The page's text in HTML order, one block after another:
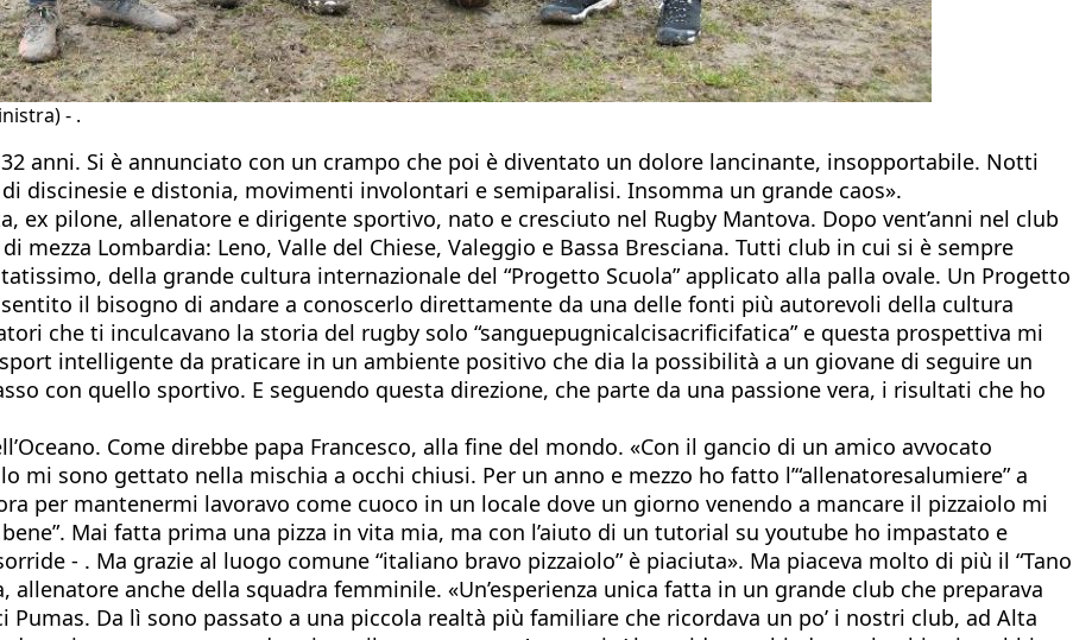
- .
anni. Si è annunciato con un crampo che poi è diventato un dolore lancinante, insopportabile. Notti
discinesie e distonia, movimenti involontari e semiparalisi. Insomma un grande caos».
ex pilone, allenatore e dirigente sportivo, nato e cresciuto nel Rugby Mantova. Dopo vent’anni nel club
mezza Lombardia: Leno, Valle del Chiese, Valeggio e Bassa Bresciana. Tutti club in cui si è sempre
della grande cultura internazionale del “Progetto Scuola” applicato alla palla ovale. Un Progetto
il bisogno di andare a conoscerlo direttamente da una delle fonti più autorevoli della cultura
che ti inculcavano la storia del rugby solo “sanguepugnicalcisacrificifatica” e questa prospettiva mi
intelligente da praticare in un ambiente positivo che dia la possibilità a un giovane di seguire un
con quello sportivo. E seguendo questa direzione, che parte da una passione vera, i risultati che ho
Come direbbe papa Francesco, alla fine del mondo. «Con il gancio di un amico avvocato
mi sono gettato nella mischia a occhi chiusi. Per un anno e mezzo ho fatto l’“allenatoresalumiere” a
per mantenermi lavoravo come cuoco in un locale dove un giorno venendo a mancare il pizzaiolo mi
Mai fatta prima una pizza in vita mia, ma con l’aiuto di un tutorial su youtube ho impastato e
- . Ma grazie al luogo comune “italiano bravo pizzaiolo” è piaciuta». Ma piaceva molto di più il “Tano
anche della squadra femminile. «Un’esperienza unica fatta in un grande club che preparava
Da lì sono passato a una piccola realtà più familiare che ricordava un po’ i nostri club, ad Alta